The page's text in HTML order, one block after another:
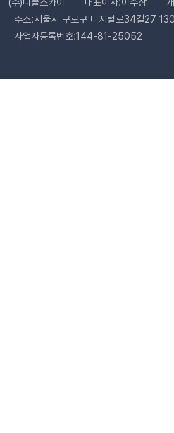
료’와 ‘환불 완료’가 동일한 시점에
메시지는 각각 구분하여 제공되지
스로 통합 제공됩니다. 지금 바로
로 쇼핑몰 운영 효율은 높이고, 고
주소:서울시 구로구 디지털로34길27
사업자등록번호:144-81-25052